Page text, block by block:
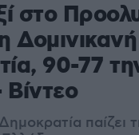
στο
Δομινικανή
90-77
παίζει